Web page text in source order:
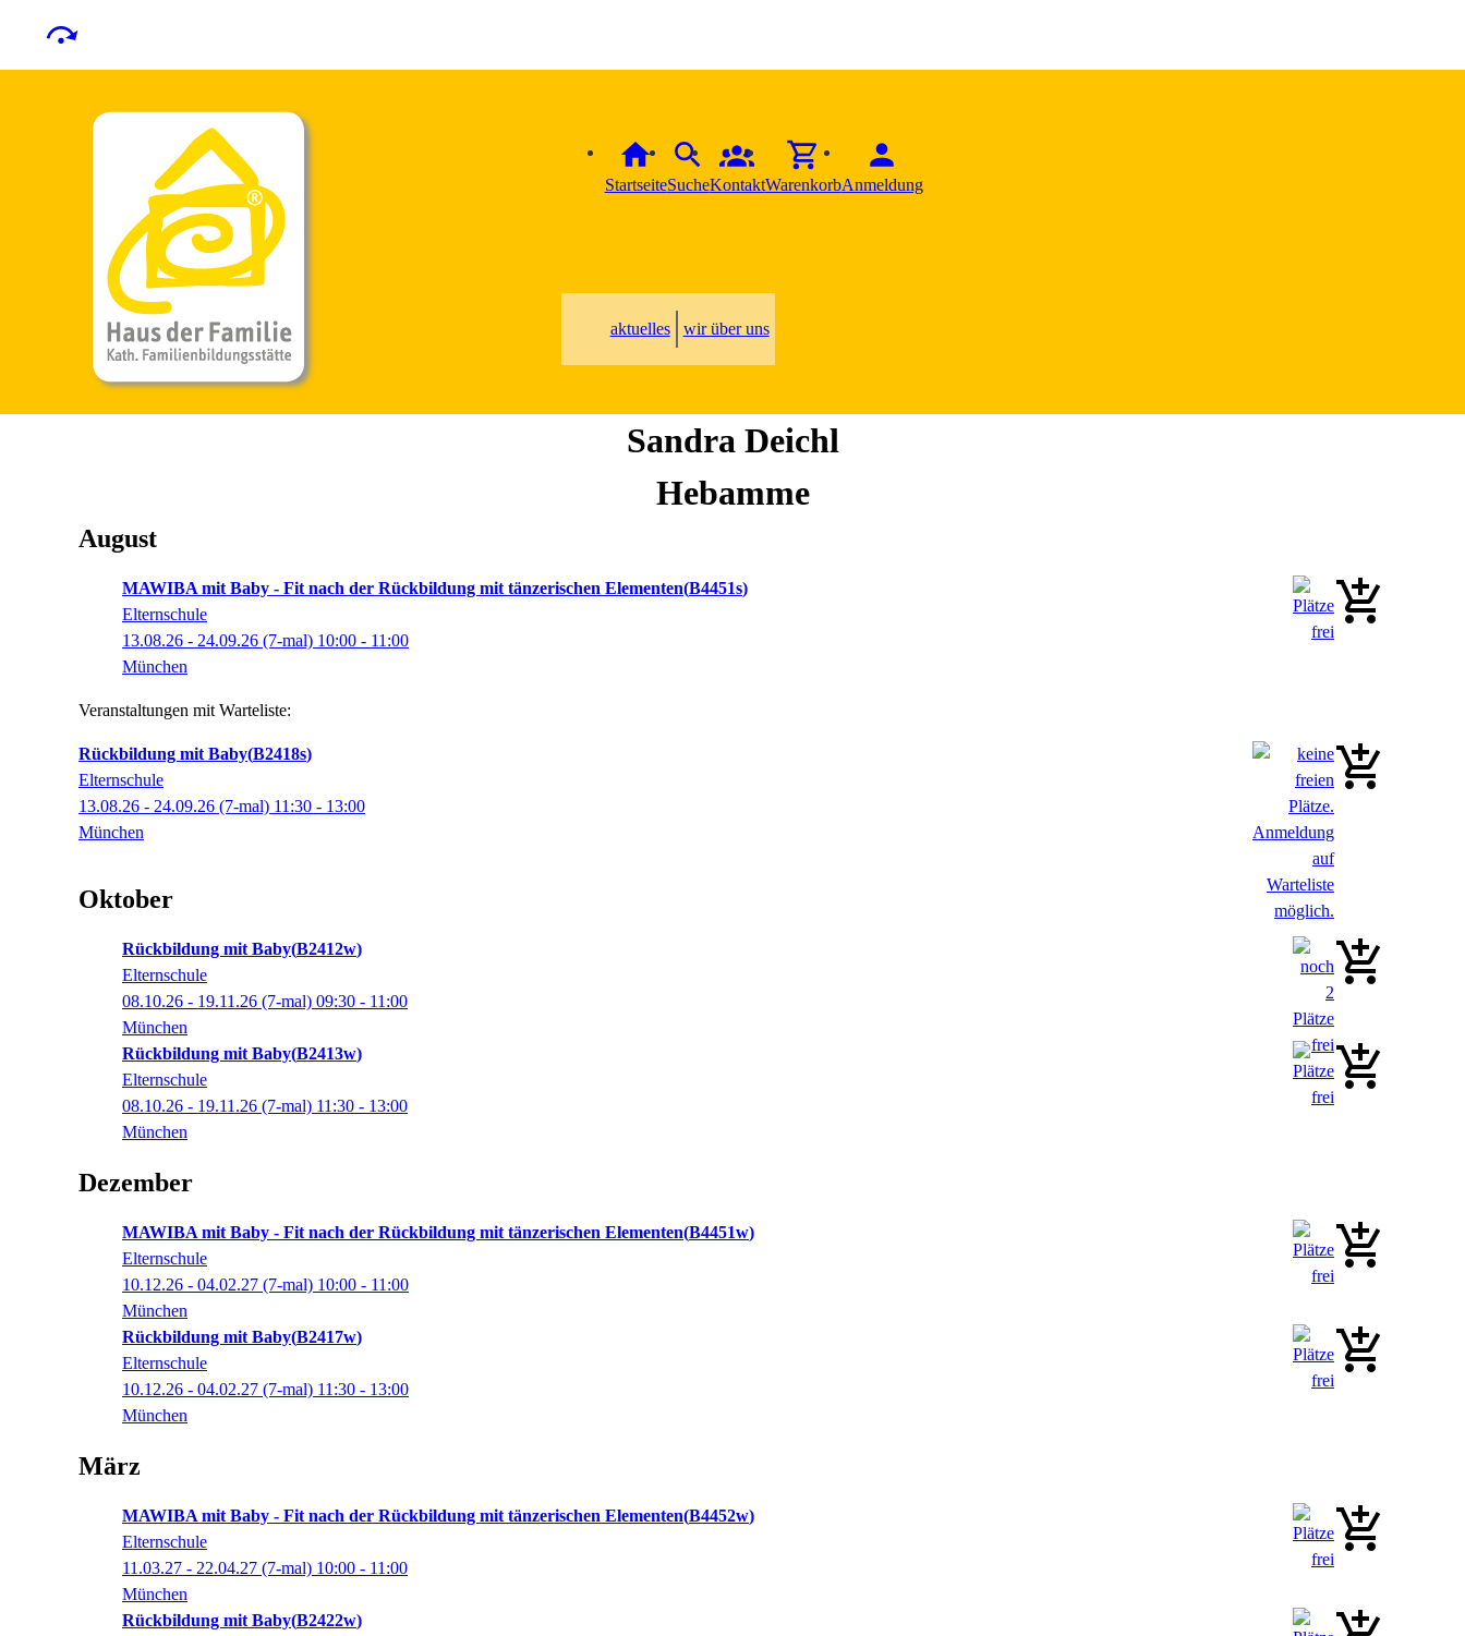
StartseiteSucheKontaktWarenkorbAnmeldung
aktuelles wir über uns
Sandra Deichl
Hebamme
August
MAWIBA mit Baby - Fit nach der Rückbildung mit tänzerischen Elementen B4451s
Elternschule
13.08.26 - 24.09.26 (7-mal) 10:00 - 11:00
München
Veranstaltungen mit Warteliste:
Rückbildung mit Baby B2418s
Elternschule
13.08.26 - 24.09.26 (7-mal) 11:30 - 13:00
München
Oktober
Rückbildung mit Baby B2412w
Elternschule
08.10.26 - 19.11.26 (7-mal) 09:30 - 11:00
München
Rückbildung mit Baby B2413w
Elternschule
08.10.26 - 19.11.26 (7-mal) 11:30 - 13:00
München
Dezember
MAWIBA mit Baby - Fit nach der Rückbildung mit tänzerischen Elementen B4451w
Elternschule
10.12.26 - 04.02.27 (7-mal) 10:00 - 11:00
München
Rückbildung mit Baby B2417w
Elternschule
10.12.26 - 04.02.27 (7-mal) 11:30 - 13:00
München
März
MAWIBA mit Baby - Fit nach der Rückbildung mit tänzerischen Elementen B4452w
Elternschule
11.03.27 - 22.04.27 (7-mal) 10:00 - 11:00
München
Rückbildung mit Baby B2422w